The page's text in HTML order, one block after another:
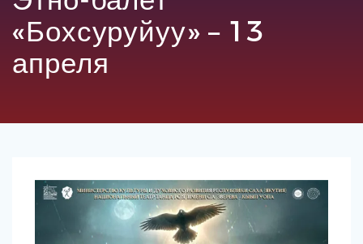
«Бохсуруйуу» – 13
апреля